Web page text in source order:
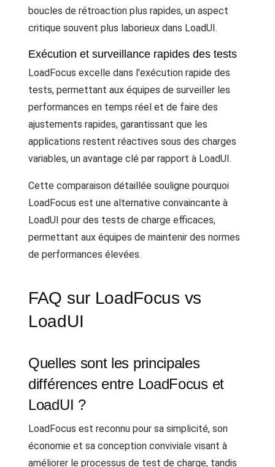
boucles de rétroaction plus rapides, un aspect
critique souvent plus laborieux dans LoadUI.
Exécution et surveillance rapides des tests
LoadFocus excelle dans l'exécution rapide des
tests, permettant aux équipes de surveiller les
performances en temps réel et de faire des
ajustements rapides, garantissant que les
applications restent réactives sous des charges
variables, un avantage clé par rapport à LoadUI.
Cette comparaison détaillée souligne pourquoi
LoadFocus est une alternative convaincante à
LoadUI pour des tests de charge efficaces,
permettant aux équipes de maintenir des normes
de performances élevées.
FAQ sur LoadFocus vs
LoadUI
Quelles sont les principales
différences entre LoadFocus et
LoadUI ?
LoadFocus est reconnu pour sa simplicité, son
économie et sa conception conviviale visant à
améliorer le processus de test de charge, tandis